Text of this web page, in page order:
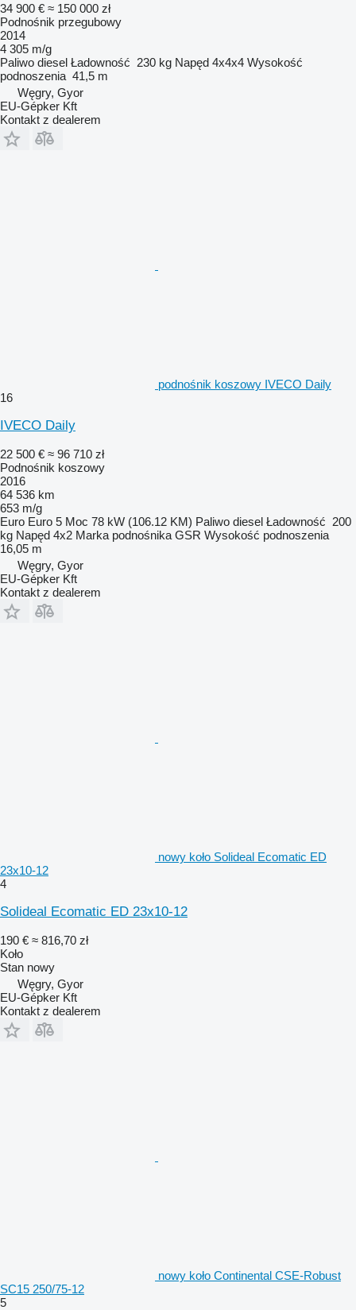
34 900 € ≈ 150 000 zł
Podnośnik przegubowy
2014
4 305 m/g
Paliwo diesel Ładowność 230 kg Napęd 4x4x4 Wysokość
podnoszenia 41,5 m
Węgry, Gyor
EU-Gépker Kft
Kontakt z dealerem
podnośnik koszowy IVECO Daily
16
IVECO Daily
22 500 € ≈ 96 710 zł
Podnośnik koszowy
2016
64 536 km
653 m/g
Euro Euro 5 Moc 78 kW (106.12 KM) Paliwo diesel Ładowność 200
kg Napęd 4x2 Marka podnośnika GSR Wysokość podnoszenia
16,05 m
Węgry, Gyor
EU-Gépker Kft
Kontakt z dealerem
nowy koło Solideal Ecomatic ED
23x10-12
4
Solideal Ecomatic ED 23x10-12
190 € ≈ 816,70 zł
Koło
Stan nowy
Węgry, Gyor
EU-Gépker Kft
Kontakt z dealerem
nowy koło Continental CSE-Robust
SC15 250/75-12
5